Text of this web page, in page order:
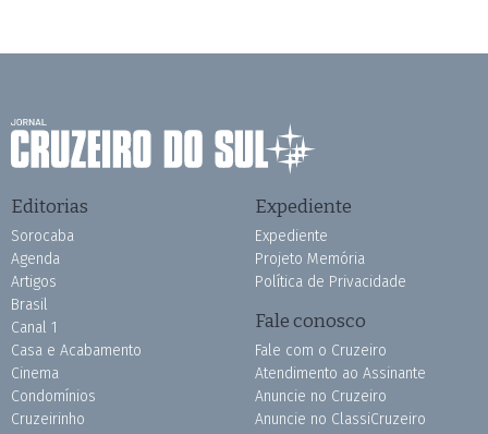
Editorias
Sorocaba
Agenda
Artigos
Brasil
Canal 1
Casa e Acabamento
Cinema
Condomínios
Cruzeirinho
Expediente
Expediente
Projeto Memória
Política de Privacidade
Fale conosco
Fale com o Cruzeiro
Atendimento ao Assinante
Anuncie no Cruzeiro
Anuncie no ClassiCruzeiro